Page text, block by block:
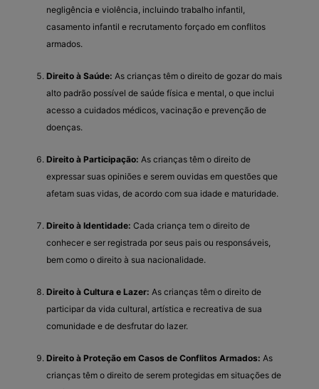
negligência e violência, incluindo trabalho infantil,
casamento infantil e recrutamento forçado em conflitos
armados.
Direito à Saúde: As crianças têm o direito de gozar do mais
alto padrão possível de saúde física e mental, o que inclui
acesso a cuidados médicos, vacinação e prevenção de
doenças.
Direito à Participação: As crianças têm o direito de
expressar suas opiniões e serem ouvidas em questões que
afetam suas vidas, de acordo com sua idade e maturidade.
Direito à Identidade: Cada criança tem o direito de
conhecer e ser registrada por seus pais ou responsáveis,
bem como o direito à sua nacionalidade.
Direito à Cultura e Lazer: As crianças têm o direito de
participar da vida cultural, artística e recreativa de sua
comunidade e de desfrutar do lazer.
Direito à Proteção em Casos de Conflitos Armados: As
crianças têm o direito de serem protegidas em situações de